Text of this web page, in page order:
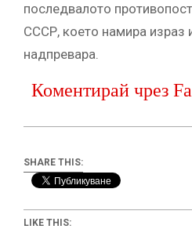
последвалото
СССР, което намира израз
надпревара.
Коментирай чрез
SHARE THIS:
LIKE THIS: